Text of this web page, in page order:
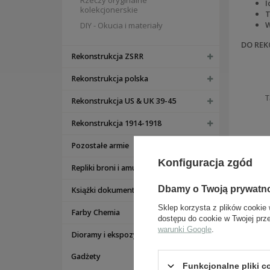
kolekcjonerskie
DIY - Okucia i materiały
Rekonstrukcja ZSRR
Rekonstrukcja polska
Rekonstrukcja US & UK 39-45
Rekonstrukcja 1914-1918
Pozostałe armie
Repliki broni i amunicji
Książki dokumenty bony
Farby Chemia
Dioramy i ekspozycje
Gadżety
DO
Konfiguracja zgód
Dbamy o Twoją
Sklep korzysta z plików cookie
dostępu do cookie w Twojej
warunki Google
Funkcjonalne pliki